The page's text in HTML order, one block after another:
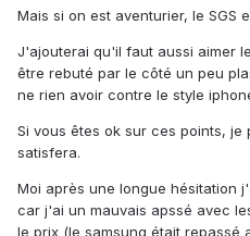
Mais si on est aventurier, le SGS
J'ajouterai qu'il faut aussi aimer
être rebuté par le côté un peu
ne rien avoir contre le style
Si vous êtes ok sur ces points, je
satisfera.
Moi après une longue hésitation
car j'ai un mauvais apssé avec
le prix (le samsung était repassé